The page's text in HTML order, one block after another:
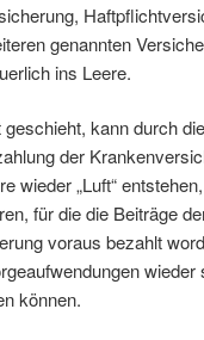
genannten
ins Leere.
kann durch die
der
wieder „Luft“
für die die Beiträge
voraus bezahlt
wieder
können.